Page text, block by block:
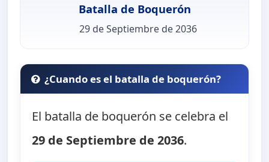
Batalla de Boquerón
29 de Septiembre de 2036
¿Cuando es el batalla de boquerón?
El batalla de boquerón se celebra el
29 de Septiembre de 2036.